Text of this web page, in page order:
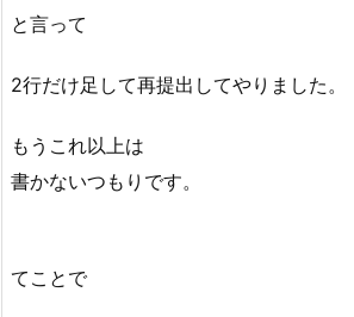
と言って
2行だけ足して再提出してやりました。
もうこれ以上は
書かないつもりです。
てことで